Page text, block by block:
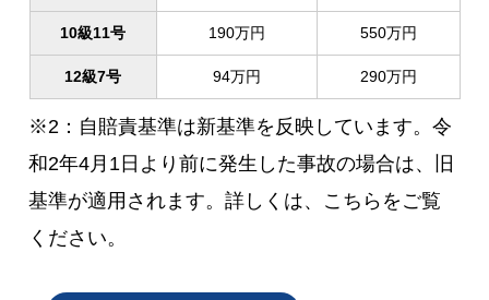
10級11号 190万円 550万円
12級7号 94万円 290万円
※2：自賠責基準は新基準を反映しています。令
和2年4月1日より前に発生した事故の場合は、旧
基準が適用されます。詳しくは、こちらをご覧
ください。